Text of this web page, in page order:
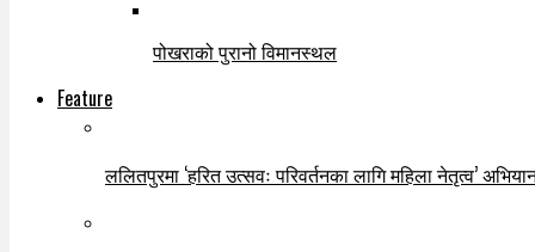
पोखराको पुरानो विमानस्थल
Feature
ललितपुरमा ‘हरित उत्सवः परिवर्तनका लागि महिला नेतृत्व’